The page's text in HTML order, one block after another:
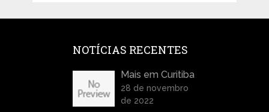
NOTÍCIAS RECENTES
Mais em Curitiba
28 de novembro
de 2022